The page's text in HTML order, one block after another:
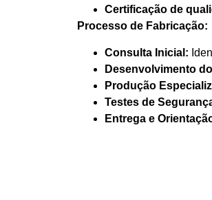
Certificação de
Processo de Fabricação:
Consulta Inicial:
Desenvolvimento
Produção
Testes de
Entrega e